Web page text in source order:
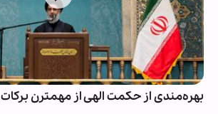
بهره‌مندی از حکمت الهی از مهمترن